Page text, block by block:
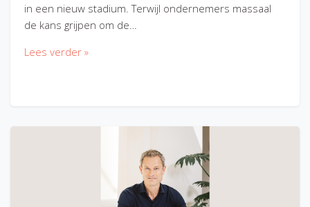
in een nieuw stadium. Terwijl ondernemers massaal
de kans grijpen om de…
Lees verder »